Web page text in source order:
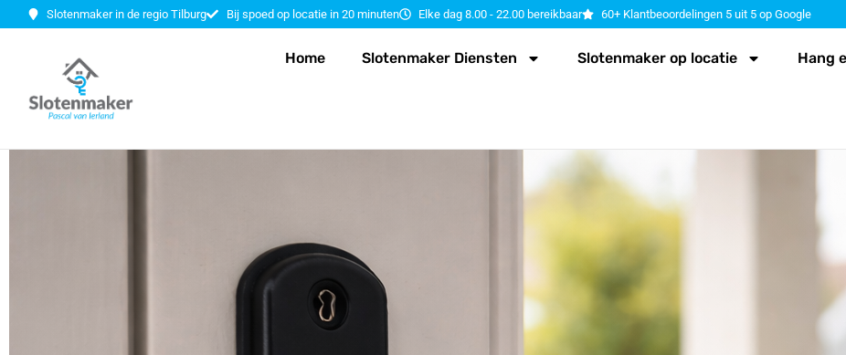
Slotenmaker in de regio Tilburg Bij spoed op locatie in 20 minuten Elke dag 8.00 - 22.00 bereikbaar 60+ Klantbeoordelingen 5 uit 5 op Google
Home Slotenmaker Diensten Slotenmaker op locatie Hang